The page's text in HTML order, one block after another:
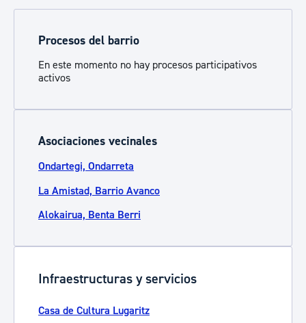
Procesos del barrio
En este momento no hay procesos participativos
activos
Asociaciones vecinales
Ondartegi, Ondarreta
La Amistad, Barrio Avanco
Alokairua, Benta Berri
Infraestructuras y servicios
Casa de Cultura Lugaritz